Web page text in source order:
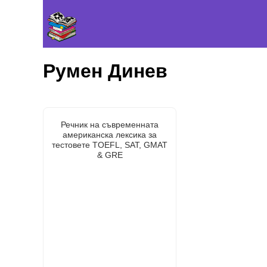
Румен Динев
Речник на съвременната
американска лексика за
тестовете TOEFL, SAT, GMAT
& GRE